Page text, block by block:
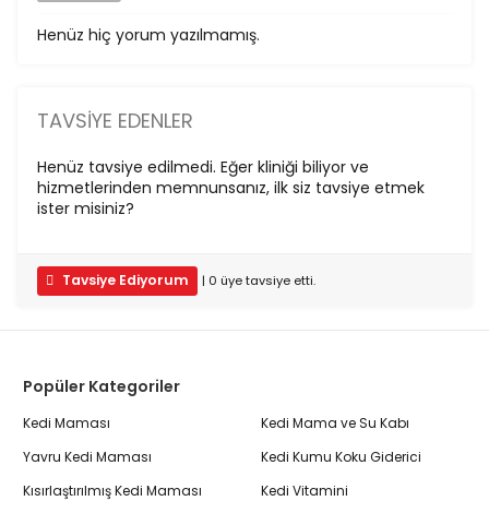
Henüz hiç yorum yazılmamış.
TAVSIYE EDENLER
Henüz tavsiye edilmedi. Eğer kliniği biliyor ve
hizmetlerinden memnunsanız, ilk siz tavsiye etmek
ister misiniz?
Tavsiye Ediyorum | 0 üyetavsiye etti.
Popüler Kategoriler
Kedi Maması
Yavru Kedi Maması
Kısırlaştırılmış Kedi Maması
Kedi Mama ve Su Kabı
Kedi Kumu Koku Giderici
Kedi Vitamini